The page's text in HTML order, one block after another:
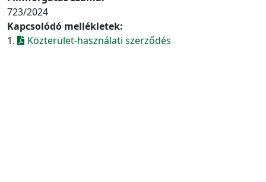
723/2024
Kapcsolódó mellékletek:
1.
Közterület-használati szerződés